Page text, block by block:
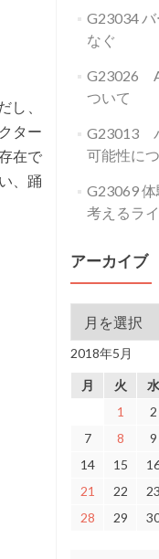
、
ター
在で
、踊
G23034
なぐ
G23026
ついて
G23013
可能性に
G23069
考えるラ
アーカイブ
アーカイブ
2018年5月
月 火 水
1
2
7
8 9
14
15
21
22 23
28
29